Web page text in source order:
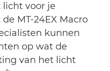
licht voor je
MT-24EX Macro
kunnen
op wat de
van het licht